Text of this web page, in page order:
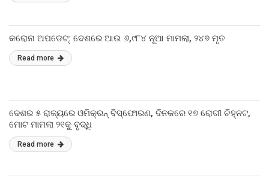
କରୋନା ଅପଡେଟ୍: ଦେଶରେ ଆଉ ୬,୯୮୪ ନୂଆ ମାମଲା, ୨୪୭ ମୃତ
Read more
ଦେଶର ୫ ରାଜ୍ୟରେ ଓମିକ୍ରନ୍ ବିସ୍ଫୋରଣ, ଦିନକରେ ୧୭ ରୋଗୀ ଚିହ୍ନଟ,
ମୋଟ ମାମଲା ୨୧କୁ ବୃଦ୍ଧି
Read more